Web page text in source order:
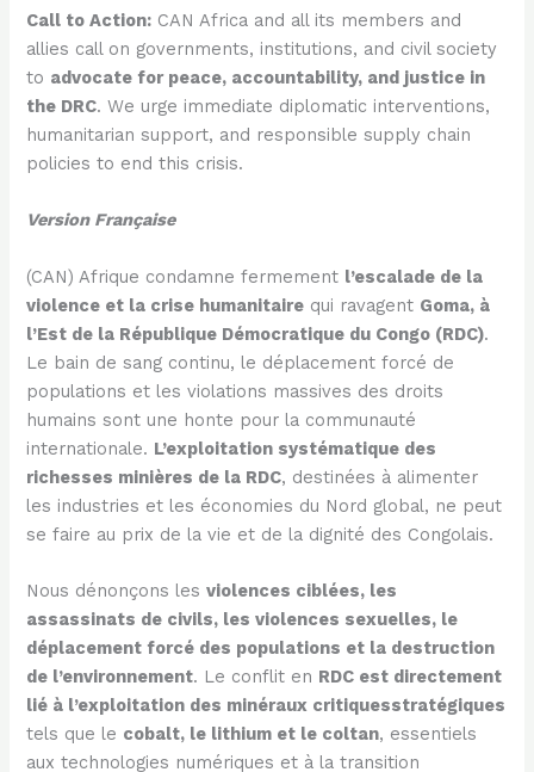
Call to Action: CAN Africa and all its members and
allies call on governments, institutions, and civil society
to advocate for peace, accountability, and justice in
the DRC. We urge immediate diplomatic interventions,
humanitarian support, and responsible supply chain
policies to end this crisis.
Version Française
(CAN) Afrique condamne fermement l’escalade de la
violence et la crise humanitaire qui ravagent Goma, à
l’Est de la République Démocratique du Congo (RDC).
Le bain de sang continu, le déplacement forcé de
populations et les violations massives des droits
humains sont une honte pour la communauté
internationale. L’exploitation systématique des
richesses minières de la RDC, destinées à alimenter
les industries et les économies du Nord global, ne peut
se faire au prix de la vie et de la dignité des Congolais.
Nous dénonçons lesviolences ciblées, les
assassinats de civils, les violences sexuelles, le
déplacement forcé des populations et la destruction
de l’environnement. Le conflit en RDC est directement
lié à l’exploitation des minéraux critiquesstratégiques
tels que le cobalt, le lithium et le coltan, essentiels
aux technologies numériques et à la transition